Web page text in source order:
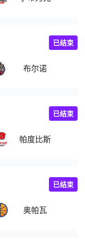
布尔诺
已结束
帕度比斯
已结束
奥帕瓦
已结束